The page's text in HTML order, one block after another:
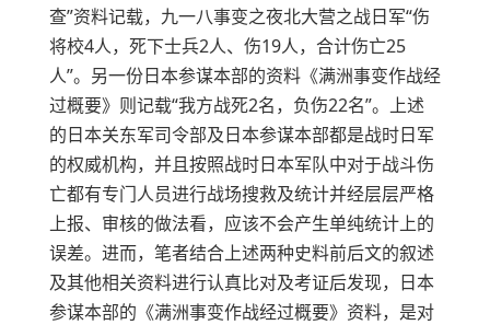
查”资料记载，九一八事变之夜北大营之战日军“伤
将校4人，死下士兵2人、伤19人，合计伤亡25
人”。另一份日本参谋本部的资料《满洲事变作战经
过概要》则记载“我方战死2名，负伤22名”。上述
的日本关东军司令部及日本参谋本部都是战时日军
的权威机构，并且按照战时日本军队中对于战斗伤
亡都有专门人员进行战场搜救及统计并经层层严格
上报、审核的做法看，应该不会产生单纯统计上的
误差。进而，笔者结合上述两种史料前后文的叙述
及其他相关资料进行认真比对及考证后发现，日本
参谋本部的《满洲事变作战经过概要》资料，是对